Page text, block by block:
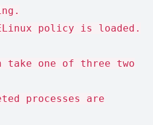
policy is loaded.
take one of three two
processes are